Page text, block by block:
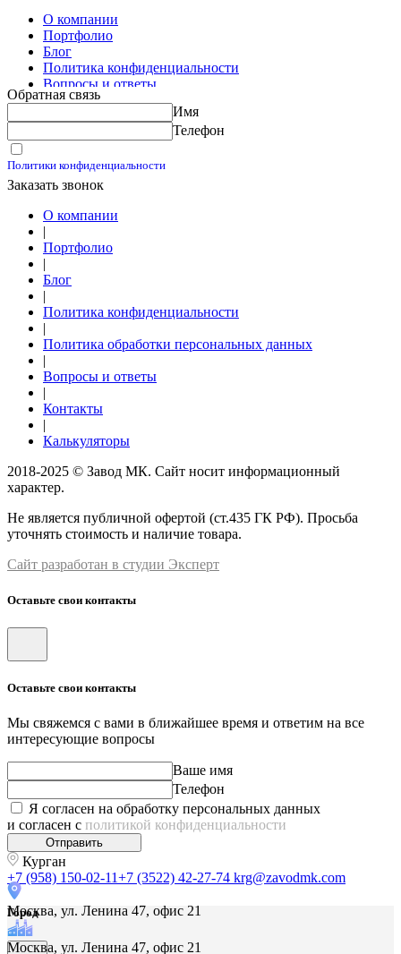
Москва, ул. Ленина 47, офис 21
Москва, ул. Ленина 47, офис 21
О компании
Портфолио
Блог
Политика конфиденциальности
Вопросы и ответы
Контакты
Обратная связь
Имя
Телефон
Политики конфиденциальности
Заказать звонок
О компании
Портфолио
Блог
Политика конфиденциальности
Политика обработки персональных данных
Вопросы и ответы
Контакты
Калькуляторы
2018-2025 © Завод МК. Сайт носит информационный
характер.
Не является публичной офертой (ст.435 ГК РФ). Просьба
уточнять стоимость и наличие товара.
Сайт разработан в студии Эксперт
Оставьте свои контакты
Оставьте свои контакты
Мы свяжемся с вами в ближайшее время и ответим на все
интересующие вопросы
Ваше имя
Телефон
Я согласен на обработку персональных данных
и согласен с политикой конфиденциальности
Отправить
Курган
+7 (958) 150-02-11+7 (3522) 42-27-74 krg@zavodmk.com
Город